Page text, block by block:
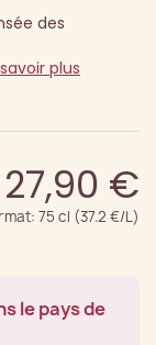
des
plus
27,90 €
75 cl (37.2 €/L)
le pays de